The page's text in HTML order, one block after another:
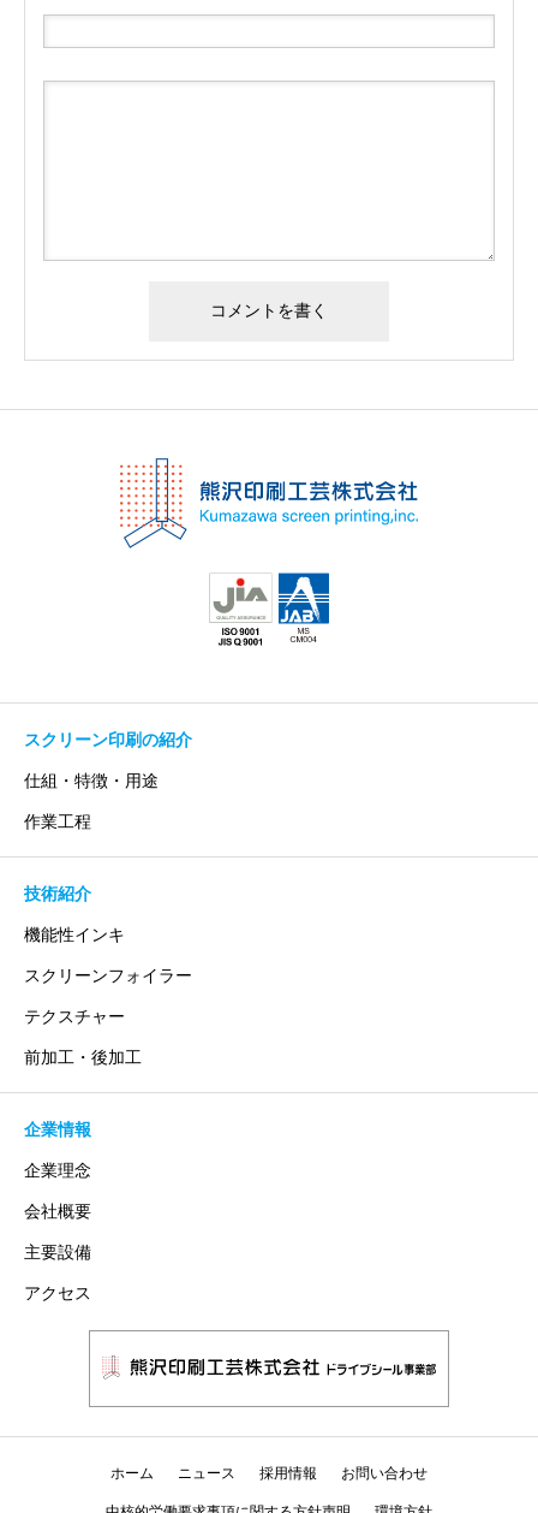
スクリーン印刷の紹介
仕組・特徴・用途
作業工程
技術紹介
機能性インキ
スクリーンフォイラー
テクスチャー
前加工・後加工
企業情報
企業理念
会社概要
主要設備
アクセス
ホーム ニュース 採用情報 お問い合わせ